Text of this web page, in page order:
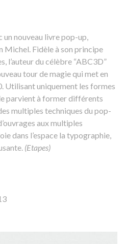
nouveau livre pop-up,
Michel. Fidèle à son principe
l’auteur du célèbre “ABC3D”
tour de magie qui met en
Utilisant uniquement les formes
parvient à former différents
multiples techniques du pop-
aux multiples
dans l’espace la typographie,
(Etapes)